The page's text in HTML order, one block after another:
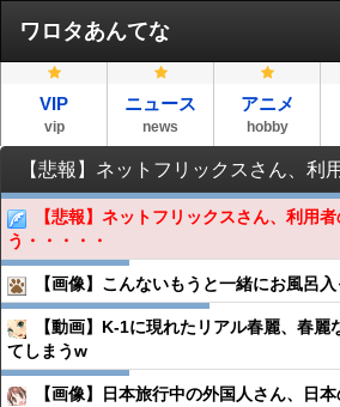
ワロタあんてな
VIP
vip
ニュース
news
アニメ
hobby
【悲報】ネットフリックスさん、利用
う・・・・・
【画像】こんないもうと一緒にお風呂入
【動画】K-1に現れたリアル春麗、春麗
てしまうw
【画像】日本旅行中の外国人さん、日